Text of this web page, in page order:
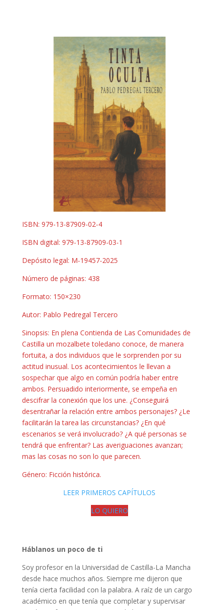
ISBN: 979-13-87909-02-4
ISBN digital: 979-13-87909-03-1
Depósito legal: M-19457-2025
Número de páginas: 438
Formato: 150×230
Autor: Pablo Pedregal Tercero
Sinopsis: En plena Contienda de Las Comunidades de
Castilla un mozalbete toledano conoce, de manera
fortuita, a dos individuos que le sorprenden por su
actitud inusual. Los acontecimientos le llevan a
sospechar que algo en común podría haber entre
ambos. Persuadido interiormente, se empeña en
descifrar la conexión que los une. ¿Conseguirá
desentrañar la relación entre ambos personajes? ¿Le
facilitarán la tarea las circunstancias? ¿En qué
escenarios se verá involucrado? ¿A qué personas se
tendrá que enfrentar? Las averiguaciones avanzan;
mas las cosas no son lo que parecen.
Género: Ficción histórica.
LEER PRIMEROS CAPÍTULOS
LO QUIERO
Háblanos un poco de ti
Soy profesor en la Universidad de Castilla-La Mancha
desde hace muchos años. Siempre me dijeron que
tenía cierta facilidad con la palabra. A raíz de un cargo
académico en que tenía que completar y supervisar